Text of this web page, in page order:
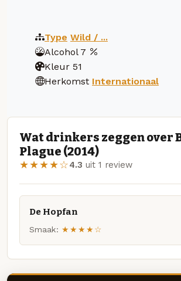
Type Wild / ...
Alcohol 7
Kleur 51
Herkomst Internationaal
Wat drinkers zeggen over
Plague (2014)
★★★★☆4.3 uit 1 review
De Hopfan
Smaak: ★★★★☆